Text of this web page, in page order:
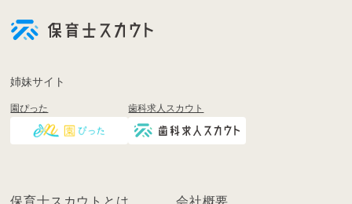
登
く
姉妹サイト
園ぴった 歯科求人スカウト